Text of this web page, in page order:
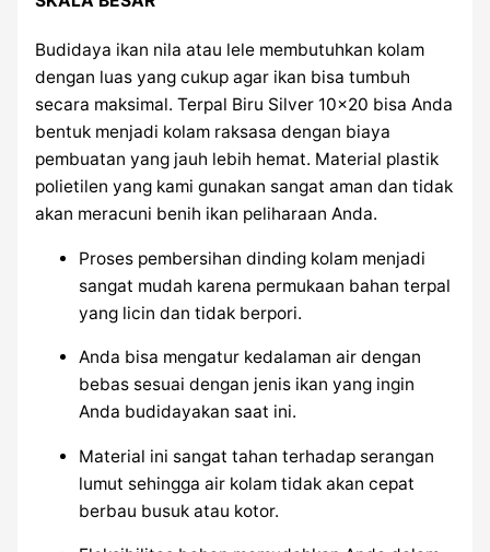
Budidaya ikan nila atau lele membutuhkan kolam
dengan luas yang cukup agar ikan bisa tumbuh
secara maksimal. Terpal Biru Silver 10×20 bisa Anda
bentuk menjadi kolam raksasa dengan biaya
pembuatan yang jauh lebih hemat. Material plastik
polietilen yang kami gunakan sangat aman dan tidak
akan meracuni benih ikan peliharaan Anda.
Proses pembersihan dinding kolam menjadi
sangat mudah karena permukaan bahan terpal
yang licin dan tidak berpori.
Anda bisa mengatur kedalaman air dengan
bebas sesuai dengan jenis ikan yang ingin
Anda budidayakan saat ini.
Material ini sangat tahan terhadap serangan
lumut sehingga air kolam tidak akan cepat
berbau busuk atau kotor.